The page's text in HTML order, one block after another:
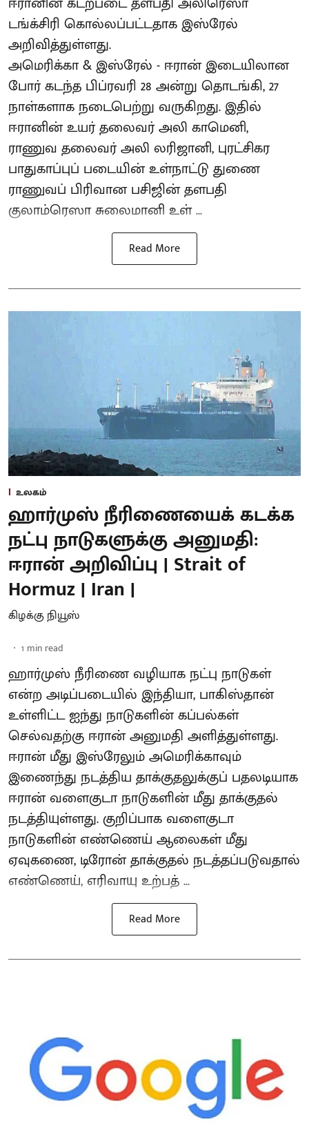
டங்க்சிரி கொல்லப்பட்டதாக இஸ்ரேல்
அறிவித்துள்ளது.
அமெரிக்கா & இஸ்ரேல் - ஈரான் இடையிலான
போர் கடந்த பிப்ரவரி 28 அன்று தொடங்கி, 27
நாள்களாக நடைபெற்று வருகிறது. இதில்
ஈரானின் உயர் தலைவர் அலி காமெனி,
ராணுவ தலைவர் அலி லரிஜானி, புரட்சிகர
பாதுகாப்புப் படையின் உள்நாட்டு துணை
ராணுவப் பிரிவான பசிஜின் தளபதி
குலாம்ரெஸா சுலைமானி உள் ...
Read More
உலகம்
ஹார்முஸ் நீரிணையைக் கடக்க
நட்பு நாடுகளுக்கு அனுமதி:
ஈரான் அறிவிப்பு | Strait of
Hormuz | Iran |
கிழக்கு நியூஸ்
1 min read
ஹார்முஸ் நீரிணை வழியாக நட்பு நாடுகள்
என்ற அடிப்படையில் இந்தியா, பாகிஸ்தான்
உள்ளிட்ட ஐந்து நாடுகளின் கப்பல்கள்
செல்வதற்கு ஈரான் அனுமதி அளித்துள்ளது.
ஈரான் மீது இஸ்ரேலும் அமெரிக்காவும்
இணைந்து நடத்திய தாக்குதலுக்குப் பதலடியாக
ஈரான் வளைகுடா நாடுகளின் மீது தாக்குதல்
நடத்தியுள்ளது. குறிப்பாக வளைகுடா
நாடுகளின் எண்ணெய் ஆலைகள் மீது
ஏவுகணை, டிரோன் தாக்குதல் நடத்தப்படுவதால்
எண்ணெய், எரிவாயு உற்பத் ...
Read More